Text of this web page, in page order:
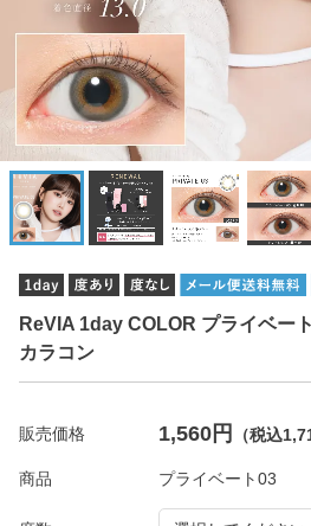
ReVIA 1day COLOR プライベー
カラコン
販売価格 1,560円 （税込
商品